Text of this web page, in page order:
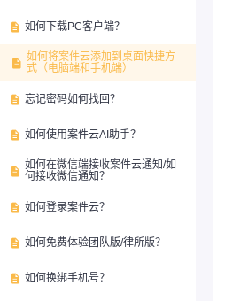
 如何下载PC客户端？
 如何将案件云添加到桌面快捷方
式（电脑端和手机端）
 忘记密码如何找回？
 如何使用案件云AI助手？
 如何在微信端接收案件云通知/如
何接收微信通知？
 如何登录案件云？
 如何免费体验团队版/律所版？
 如何换绑手机号？